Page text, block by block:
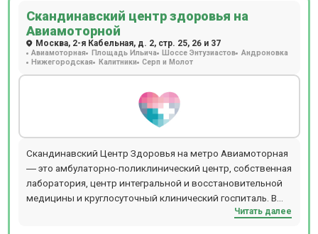
Скандинавский центр здоровья на
Авиамоторной
Москва, 2-я Кабельная, д. 2, стр. 25, 26 и 37
Авиамоторная Площадь Ильича Шоссе Энтузиастов Андроновка
Нижегородская Калитники Серп и Молот
Скандинавский Центр Здоровья на метро Авиамоторная
― это амбулаторно-поликлинический центр, собственная
лаборатория, центр интегральной и восстановительной
медицины и круглосуточный клинический госпиталь. В
центре осуществляется полный комплекс услуг поЧитать далее